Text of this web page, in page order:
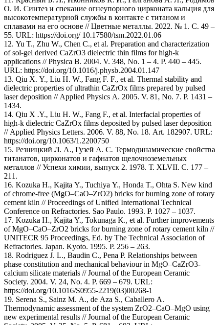
О. И. Синтез и спекание огнеупорного цирконата кальция для
высокотемпературной службы в контакте с титаном и
сплавами на его основе // Цветные металлы. 2022. № 1. С. 49 –
55. URL: https://doi.org/ 10.17580/tsm.2022.01.06
12. Yu T., Zhu W., Chen C., et al. Preparation and characterization
of sol-gel derived CaZrO3 dielectric thin films for high-k
applications // Physica B. 2004. V. 348, No. 1 – 4. P. 440 – 445.
URL: https://doi.org/10.1016/j.physb.2004.01.147
13. Qiu X. Y., Liu H. W., Fang F. F., et al. Thermal stability and
dielectric properties of ultrathin CaZrOx films prepared by pulsed
laser deposition // Applied Physics A. 2005. V. 81, No. 7. P. 1431 –
1434.
14. Qiu X .Y., Liu H. W., Fang F., et al. Interfacial properties of
high-k dielectric CaZrOx films deposited by pulsed laser deposition
// Applied Physics Letters. 2006. V. 88, No. 18. Art. 182907. URL:
https://doi.org/10.1063/1.2200750
15. Резницкий Л. А., Гузей А. С. Термодинамические свойства
титанатов, цирконатов и гафнатов щелочноземельных
металлов // Успехи химии, выпуск 2. 1978. Т. XLVII. С. 177 –
211.
16. Kozuka H., Kajita Y., Tuchiya Y., Honda T., Ohta S. New kind
of chrome-free (MgO–CaO–ZrO2) bricks for burning zone of rotary
cement kiln // Proceedings of Unified International Technical
Conference on Refractories. Sao Paulo. 1993. P. 1027 – 1037.
17. Kozuka H., Kajita Y., Tokunaga K., et al. Further improvements
of MgO–CaO–ZrO2 bricks for burning zone of rotary cement kiln //
UNITECR 95 Proceedings, Ed. by The Technical Association of
Refractories. Japan. Kyoto. 1995. P. 256 – 263.
18. Rodriguez J. L., Baudin C., Pena P. Relationships between
phase constitution and mechanical behaviour in MgO–CaZrO3-
calcium silicate materials // Journal of the European Ceramic
Society. 2004. V. 24, No. 4. P. 669 – 679. URL:
https://doi.org/10.1016/S0955-2219(03)00268-1
19. Serena S., Sainz M. A., de Aza S., Caballero A.
Thermodynamic assessment of the system ZrO2–CaO–MgO using
new experimental results // Journal of the European Ceramic